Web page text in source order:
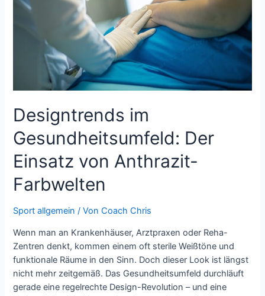
Muskeln
Designtrends im
Gesundheitsumfeld: Der
Einsatz von Anthrazit-
Farbwelten
Sport allgemein / VonCoach Chris
Wenn man an Krankenhäuser, Arztpraxen oder Reha-
Zentren denkt, kommen einem oft sterile Weißtöne und
funktionale Räume in den Sinn. Doch dieser Look ist längst
nicht mehr zeitgemäß. Das Gesundheitsumfeld durchläuft
gerade eine regelrechte Design-Revolution – und eine